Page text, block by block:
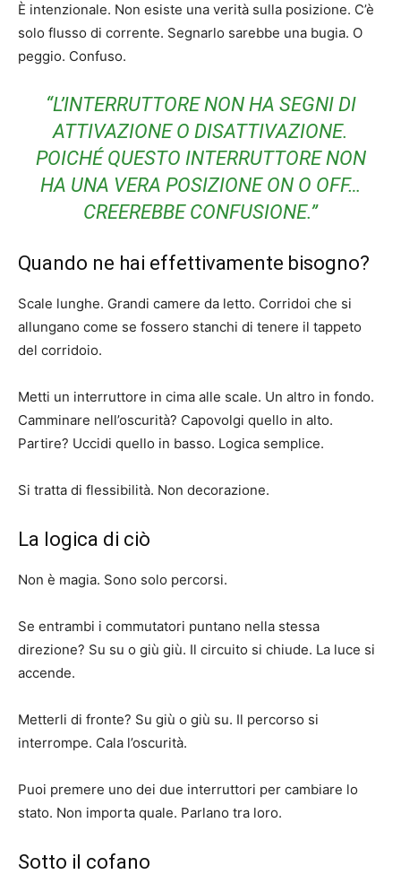
È intenzionale. Non esiste una verità sulla posizione. C’è
solo flusso di corrente. Segnarlo sarebbe una bugia. O
peggio. Confuso.
“L’INTERRUTTORE NON HA SEGNI DI
ATTIVAZIONE O DISATTIVAZIONE.
POICHÉ QUESTO INTERRUTTORE NON
HA UNA VERA POSIZIONE ON O OFF…
CREEREBBE CONFUSIONE.”
Quando ne hai effettivamente bisogno?
Scale lunghe. Grandi camere da letto. Corridoi che si
allungano come se fossero stanchi di tenere il tappeto
del corridoio.
Metti un interruttore in cima alle scale. Un altro in fondo.
Camminare nell’oscurità? Capovolgi quello in alto.
Partire? Uccidi quello in basso. Logica semplice.
Si tratta di flessibilità. Non decorazione.
La logica di ciò
Non è magia. Sono solo percorsi.
Se entrambi i commutatori puntano nella stessa
direzione? Su su o giù giù. Il circuito si chiude. La luce si
accende.
Metterli di fronte? Su giù o giù su. Il percorso si
interrompe. Cala l’oscurità.
Puoi premere uno dei due interruttori per cambiare lo
stato. Non importa quale. Parlano tra loro.
Sotto il cofano